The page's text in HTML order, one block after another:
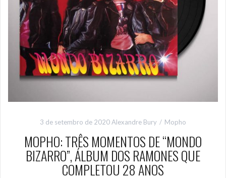
3 de setembro de 2020Alexandre Bury Mopho
MOPHO: TRÊS MOMENTOS DE “MONDO
BIZARRO”, ÁLBUM DOS RAMONES QUE
COMPLETOU 28 ANOS